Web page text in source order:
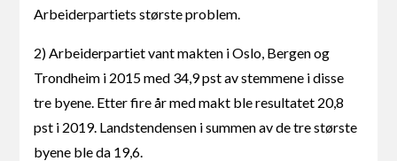
Arbeiderpartiets største problem.
2) Arbeiderpartiet vant makten i Oslo, Bergen og
Trondheim i 2015 med 34,9 pst av stemmene i disse
tre byene. Etter fire år med makt ble resultatet 20,8
pst i 2019. Landstendensen i summen av de tre største
byene ble da 19,6.